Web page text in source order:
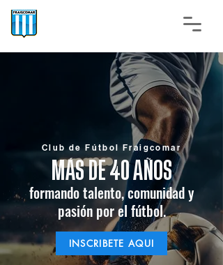
Club de Fútbol Fraigcomar
MÁS DE 40 AÑOS
formando talento, comunidad y
pasión por el fútbol.
INSCRIBETE AQUI